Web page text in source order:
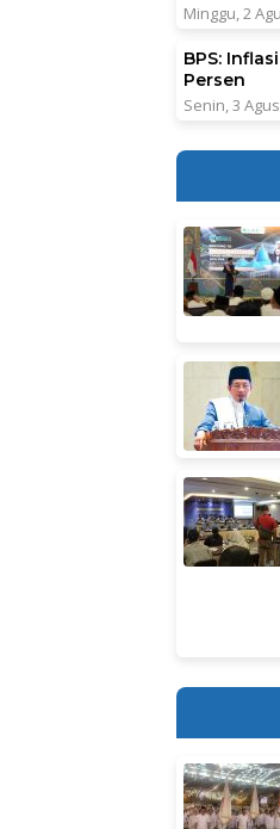
Minggu, 2
BPS:
Persen
Senin, 3